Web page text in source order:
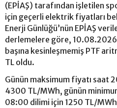
(EPİAŞ) tarafından işletilen
için geçerli elektrik fiyatları
Enerji Günlüğü’nün EPİAŞ
derlemelere göre,
başına kesinleşmemiş PTF
TL oldu.
Günün maksimum fiyatı saat
4300 TL/MWh, günün
08:00 dilimi için 1250 TL/